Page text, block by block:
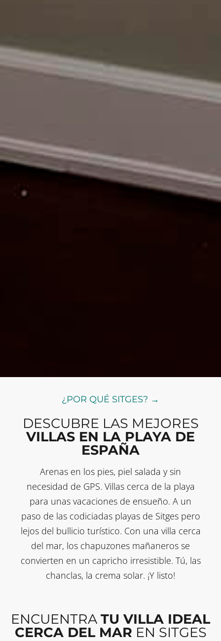
¿POR QUÉ SITGES? →
DESCUBRE LAS MEJORES
VILLAS EN LA PLAYA DE
ESPAÑA
Arenas en los pies, piel salada y sin
necesidad de GPS. Villas cerca de la playa
para unas vacaciones de ensueño. A un
paso de las codiciadas playas de Sitges pero
lejos del bullicio turístico. Con una villa cerca
del mar, los chapuzones mañaneros se
convierten en un capricho irresistible. Tú, las
chanclas, la crema solar. ¡Y listo!
ENCUENTRA TU VILLA IDEAL
CERCA DEL MAR EN SITGES